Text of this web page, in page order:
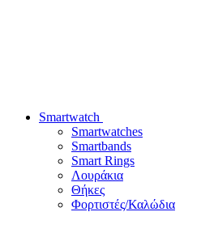
Smartwatch
Smartwatches
Smartbands
Smart Rings
Λουράκια
Θήκες
Φορτιστές/Καλώδια